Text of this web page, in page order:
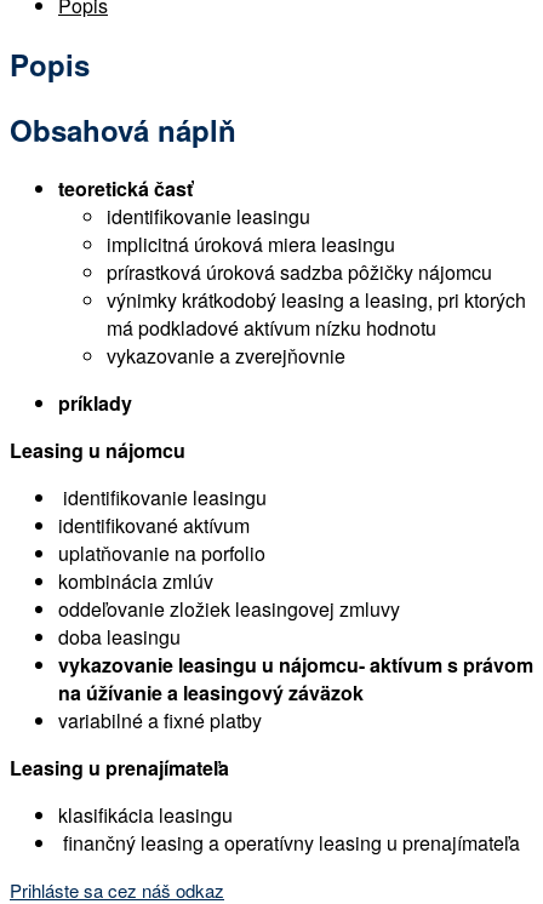
Popis
Obsahová náplň
teoretická časť
identifikovanie leasingu
implicitná úroková miera leasingu
prírastková úroková sadzba pôžičky nájomcu
výnimky krátkodobý leasing a leasing, pri ktorých
má podkladové aktívum nízku hodnotu
vykazovanie a zverejňovnie
príklady
Leasing u nájomcu
identifikovanie leasingu
identifikované aktívum
uplatňovanie na porfolio
kombinácia zmlúv
oddeľovanie zložiek leasingovej zmluvy
doba leasingu
vykazovanie leasingu u nájomcu- aktívum s právom
na úžívanie a leasingový záväzok
variabilné a fixné platby
Leasing u prenajímateľa
klasifikácia leasingu
finančný leasing a operatívny leasing u prenajímateľa
Prihláste sa cez náš odkaz